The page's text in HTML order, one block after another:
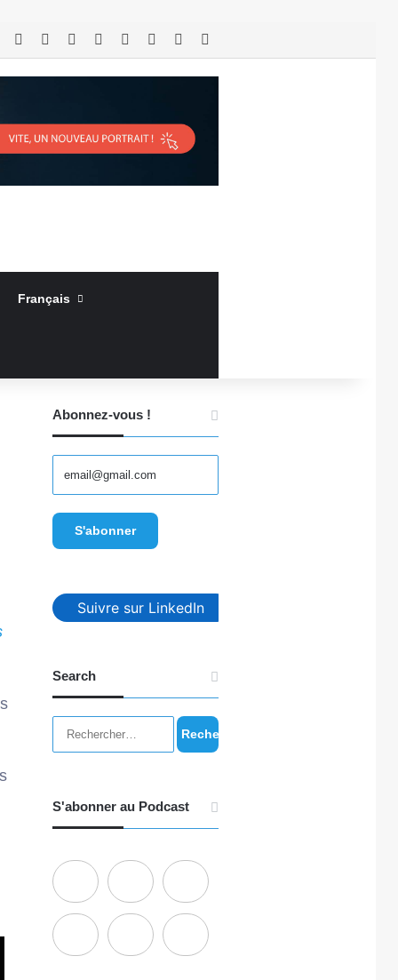
RSS Facebook LinkedinYouTubeConnexionArticle Aléatoire
Français
Abonnez-vous !
Suivre sur LinkedIn
Search
Rechercher :
S'abonner au Podcast